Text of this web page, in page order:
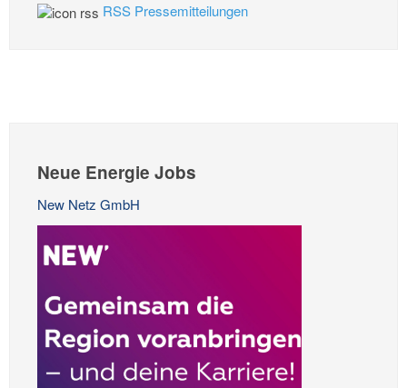
RSS Pressemitteilungen
Neue Energie Jobs
New Netz GmbH